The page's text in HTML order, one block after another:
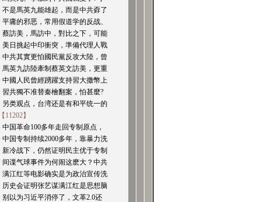
不是馬英九能雄起，而是中共孬了
平庸的邪恶，常用假道学的反战、
蔡訪美，馬訪中，對比之下，可能
美日挑起中印衝突，準備代理人戰
中共其實更怕國民黨反攻大陸，曾
馬英九訪陸牽制蔡英文訪美，更重
中國人民曾經踴躍支持習大撒幣上
習共獨不准替秦檜翻案，怕甚麼?
另类观点，台湾还是有和平统一的
【11202】
中国革命100多年走回专制原点，
中国专制持续2000多年，靠暴力洗
新冷战下，仍然证明民主优于专制
间谍气球事件为何闹这麽大？中共
满江红等电影确实是为政治宣传洗
历史会证明张艺谋满江红是思想脑
别以为习近平消停了，文革2.0还